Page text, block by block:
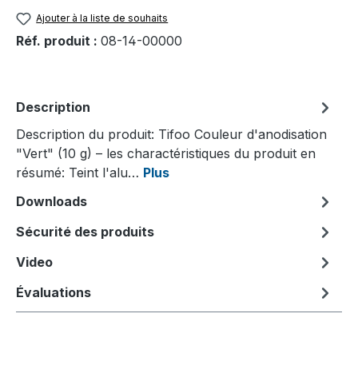
Ajouter à la liste de souhaits
Réf. produit : 08-14-00000
Description
Description du produit: Tifoo Couleur d'anodisation
"Vert" (10 g) – les charactéristiques du produit en
résumé: Teint l'alu… Plus
Downloads
Sécurité des produits
Video
Évaluations